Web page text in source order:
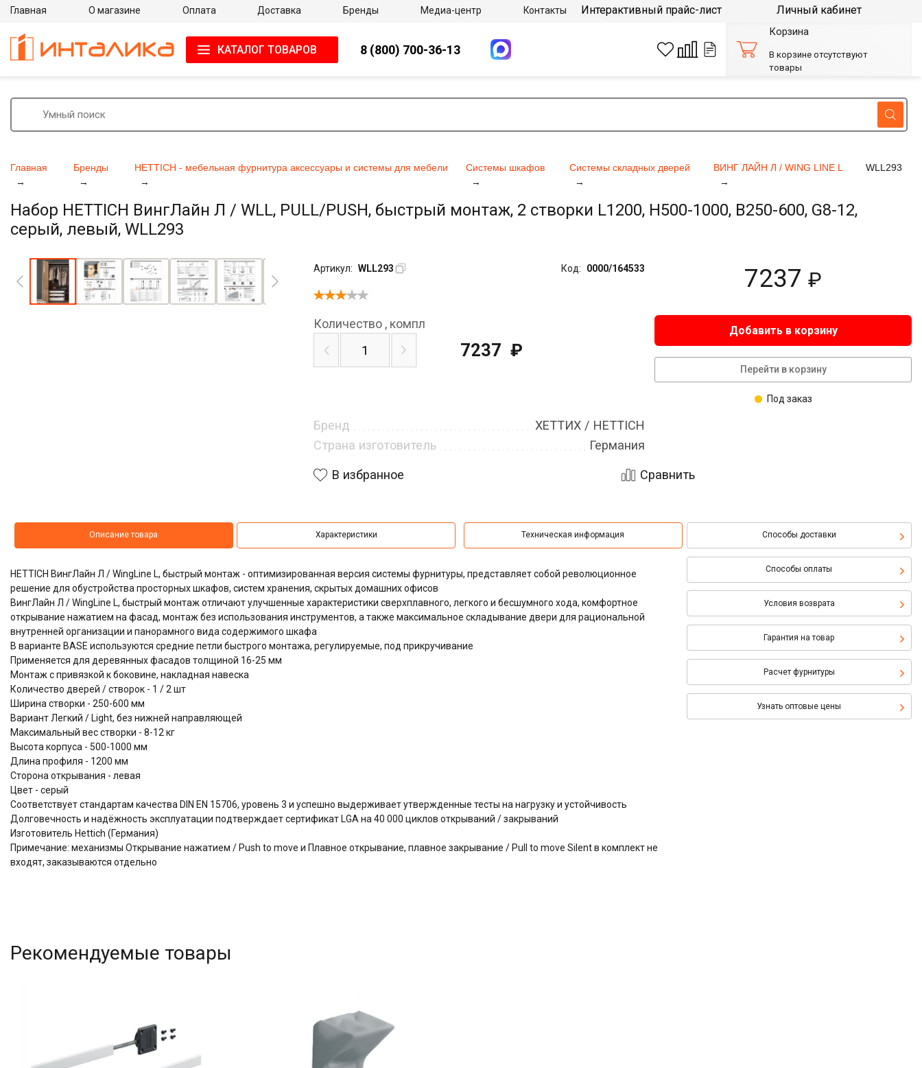
Главная Бренды HETTICH - мебельная фурнитура аксессуары и системы для мебели Системы шкафов Системы складных дверей ВИНГ ЛАЙН Л / WING LINE L WLL293
Набор HETTICH ВингЛайн Л / WLL, PULL/PUSH, быстрый монтаж, 2 створки L1200, H500-1000, B250-600, G8-12,
серый, левый, WLL293
Артикул: WLL293 Код: 0000/164533 7237 ₽
Бренд
ХЕТТИХ / HETTICH
Страна изготовитель
Германия
Количество , компл
7237 ₽
Добавить в корзину
Перейти в корзину
Под заказ
В избранное Сравнить
Описание товара Характеристики Техническая информация Способы доставки
Способы оплаты
Условия возврата
Гарантия на товар
Расчет фурнитуры
Узнать оптовые цены
HETTICH ВингЛайн Л / WingLine L, быстрый монтаж - оптимизированная версия системы фурнитуры, представляет собой революционное
решение для обустройства просторных шкафов, систем хранения, скрытых домашних офисов
ВингЛайн Л / WingLine L, быстрый монтаж отличают улучшенные характеристики сверхплавного, легкого и бесшумного хода, комфортное
открывание нажатием на фасад, монтаж без использования инструментов, а также максимальное складывание двери для рациональной
внутренней организации и панорамного вида содержимого шкафа
В варианте BASE используются средние петли быстрого монтажа, регулируемые, под прикручивание
Применяется для деревянных фасадов толщиной 16-25 мм
Монтаж с привязкой к боковине, накладная навеска
Количество дверей / створок - 1 / 2 шт
Ширина створки - 250-600 мм
Вариант Легкий / Light, без нижней направляющей
Максимальный вес створки - 8-12 кг
Высота корпуса - 500-1000 мм
Длина профиля - 1200 мм
Сторона открывания - левая
Цвет - серый
Соответствует стандартам качества DIN EN 15706, уровень 3 и успешно выдерживает утвержденные тесты на нагрузку и устойчивость
Долговечность и надёжность эксплуатации подтверждает сертификат LGA на 40 000 циклов открываний / закрываний
Изготовитель Hettich (Германия)
Примечание: механизмы Открывание нажатием / Push to move и Плавное открывание, плавное закрывание / Pull to move Silent в комплект не
входят, заказываются отдельно
Рекомендуемые товары
Главная О магазине Оплата Доставка Бренды Медиа-центр Контакты Интерактивный прайс-лист Личный кабинет
КАТАЛОГ ТОВАРОВ 8 (800) 700-36-13
Корзина
В корзине отсутствуют
товары